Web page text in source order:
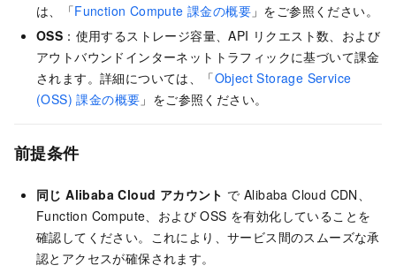
は、「Function Compute 課金の概要 」をご参照ください。
OSS ：使用するストレージ容量、API リクエスト数、および
アウトバウンドインターネットトラフィックに基づいて課金
されます。詳細については、「Object Storage Service
(OSS) 課金の概要 」をご参照ください。
前提条件
同じ Alibaba Cloud アカウント で Alibaba Cloud CDN、
Function Compute、および OSS を有効化していることを
確認してください。これにより、サービス間のスムーズな承
認とアクセスが確保されます。